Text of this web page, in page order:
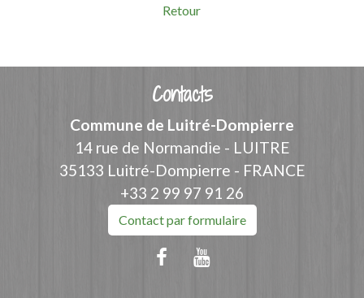
Retour
Contacts
Commune de Luitré-Dompierre
14 rue de Normandie - LUITRE
35133 Luitré-Dompierre - FRANCE
+33 2 99 97 91 26
Contact par formulaire